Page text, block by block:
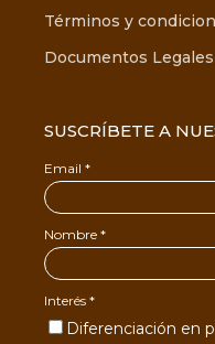
Términos y
Documentos Legales
SUSCRÍBETE A